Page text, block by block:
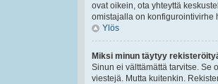
ovat oikein, ota yhteyttä
omistajalla on konfigurointivirhe
Ylös
Miksi minun täytyy
Sinun ei välttämättä tarvitse. Se
viestejä. Mutta kuitenkin.